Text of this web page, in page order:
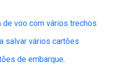
de voo com vários trechos
salvar vários cartões
de embarque.